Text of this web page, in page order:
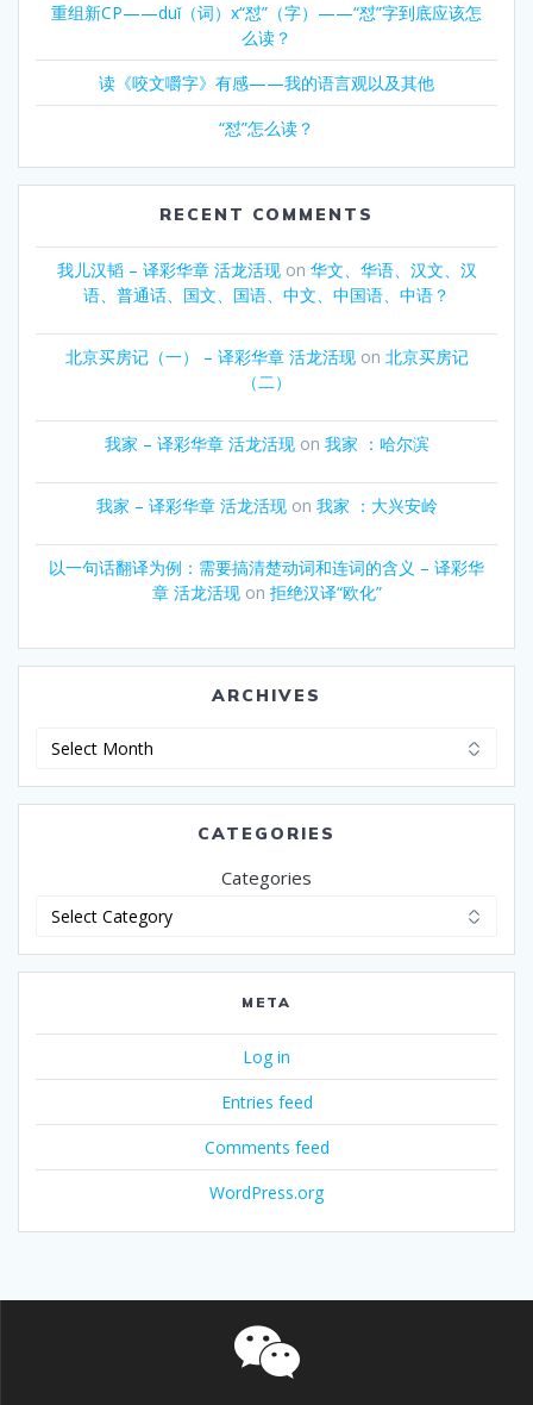
重组新CP——duǐ（词）x“怼”（字）——“怼”字到底应该怎
么读？
读《咬文嚼字》有感——我的语言观以及其他
“怼”怎么读？
RECENT COMMENTS
我儿汉韬 – 译彩华章 活龙活现on 华文、华语、汉文、汉
语、普通话、国文、国语、中文、中国语、中语？
北京买房记（一） – 译彩华章 活龙活现on 北京买房记
（二）
我家 – 译彩华章 活龙活现on 我家 ：哈尔滨
我家 – 译彩华章 活龙活现on 我家 ：大兴安岭
以一句话翻译为例：需要搞清楚动词和连词的含义 – 译彩华
章 活龙活现on 拒绝汉译“欧化”
ARCHIVES
Archives
CATEGORIES
Categories
META
Log in
Entries feed
Comments feed
WordPress.org